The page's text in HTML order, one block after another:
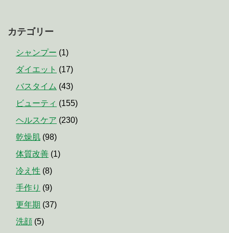
カテゴリー
シャンプー (1)
ダイエット (17)
バスタイム (43)
ビューティ (155)
ヘルスケア (230)
乾燥肌 (98)
体質改善 (1)
冷え性 (8)
手作り (9)
更年期 (37)
洗顔 (5)